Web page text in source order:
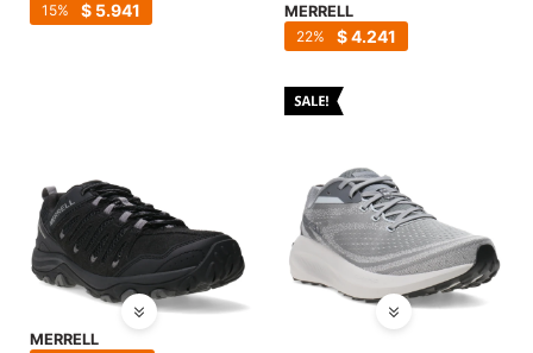
$ 5.941
15 MERRELL
$4.241
22
MERRELL